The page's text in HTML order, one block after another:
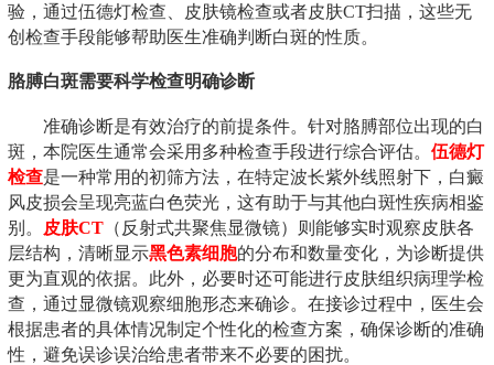
验，通过伍德灯检查、皮肤镜检查或者皮肤CT扫描，这些无
创检查手段能够帮助医生准确判断白斑的性质。
胳膊白斑需要科学检查明确诊断
准确诊断是有效治疗的前提条件。针对胳膊部位出现的白
斑，本院医生通常会采用多种检查手段进行综合评估。 伍德灯
检查是一种常用的初筛方法，在特定波长紫外线照射下，白癜
风皮损会呈现亮蓝白色荧光，这有助于与其他白斑性疾病相鉴
别。
皮肤CT （反射式共聚焦显微镜）则能够实时观察皮肤各
层结构，清晰显示黑色素细胞的分布和数量变化，为诊断提供
更为直观的依据。此外，必要时还可能进行皮肤组织病理学检
查，通过显微镜观察细胞形态来确诊。在接诊过程中，医生会
根据患者的具体情况制定个性化的检查方案，确保诊断的准确
性，避免误诊误治给患者带来不必要的困扰。